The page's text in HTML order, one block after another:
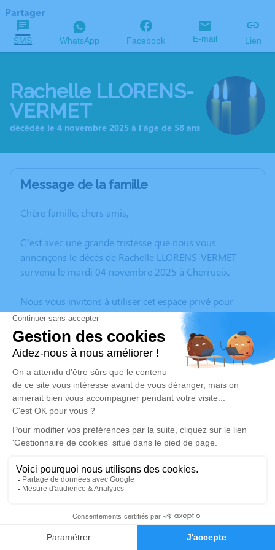
Faire-part Hommages
Partager
SMS WhatsApp Facebook E-mail Lien
Rachelle LLORENS-
VERMET
décédée le 4 novembre 2025 à l'âge de 58 ans
Message de la famille
Chère famille, chers amis,
C’est avec une grande tristesse que nous vous
annonçons le décès de Rachelle LLORENS-VERMET
survenu le mardi 04 novembre 2025 à Cherrueix.
Nous vous invitons à utiliser cet espace privé pour
laisser vos condoléances, partager des photos
souvenirs, une anecdote ou exprimer vos pensées à
travers des poèmes ou des textes. Cet endroit est un
lieu d'expression dédié à honorer la mémoire de
Rachelle LLORENS-VERMET.
Un service de plantation d’arbre hommage est
disponible ici.
Je rends hommage
Cérémonie civile
Crématorium de Saint-Malo
31 Rue Louis Chopier